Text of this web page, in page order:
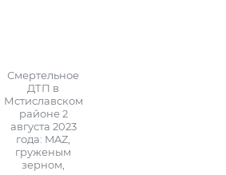
Смертельное
ДТП в
Мстиславском
районе 2
августа 2023
года: MAZ,
груженым
зерном,